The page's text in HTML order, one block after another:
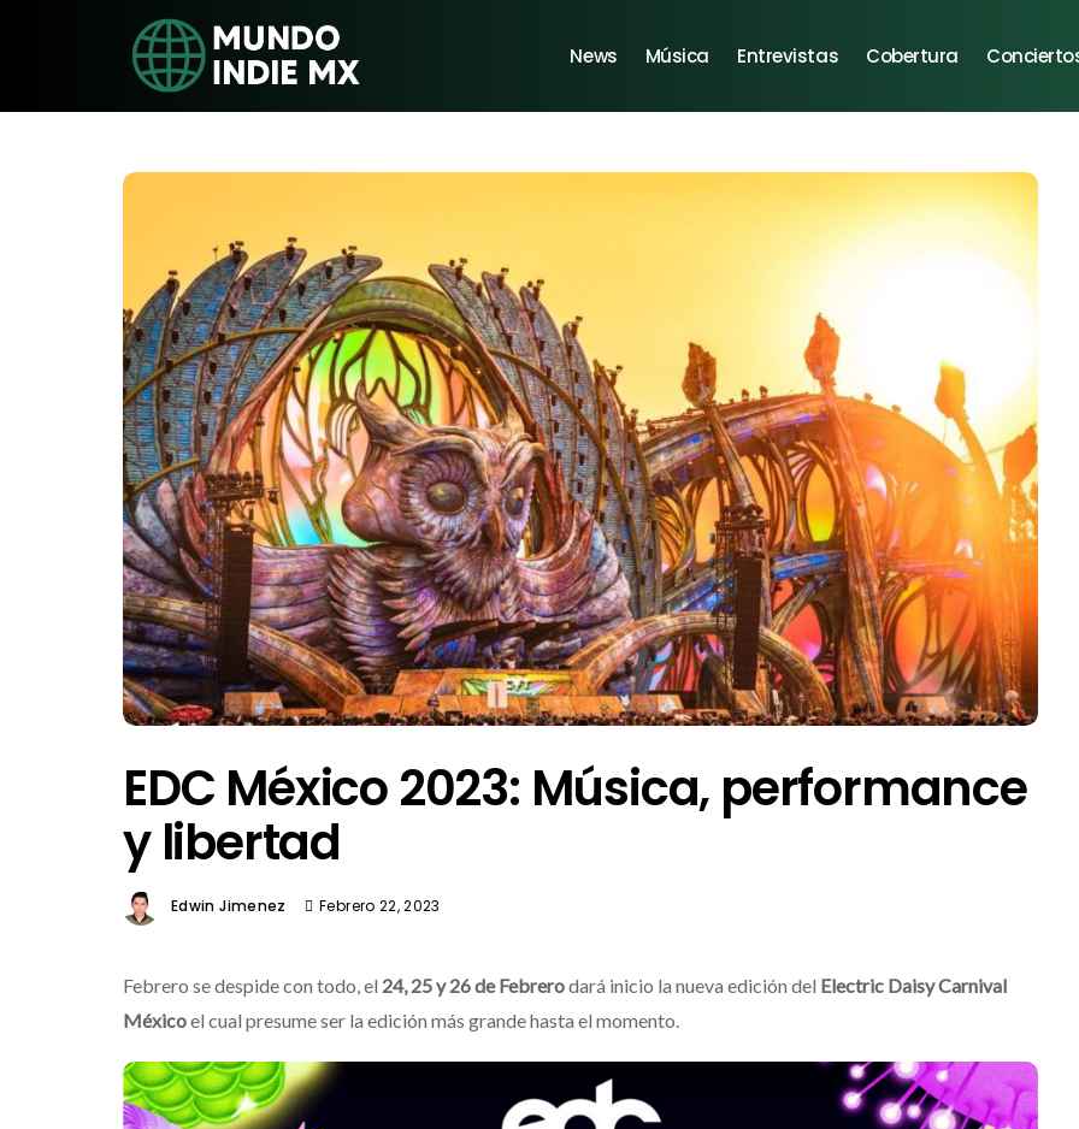
News Música Entrevistas Cobertura
EDC México 2023: Música, performance
y libertad
Edwin Jimenez Febrero 22, 2023
Febrero se despide con todo, el 24, 25 y 26de Febrerodará inicio la nueva edición del Electric Daisy Carnival
Méxicoel cual presume ser la edición más grande hasta el momento.